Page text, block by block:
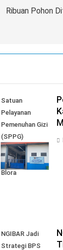
Ribuan Pohon
Satuan
Pelayanan
Pemenuhan Gizi
(SPPG)
Karangjati 3 di
Kabupaten
Blora
NGIBAR Jadi
Strategi BPS